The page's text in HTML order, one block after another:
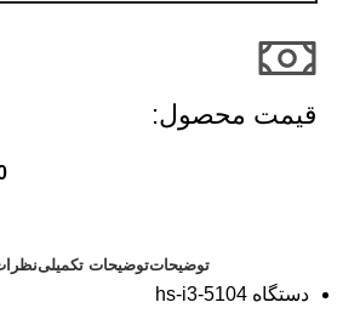
قیمت محصول:​
توضیحاتتوضیحات تکمیلی
دستگاه hs-i3-5104